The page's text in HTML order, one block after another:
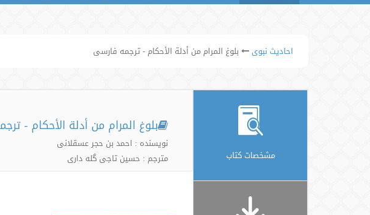
احادیث نبوی بلوغ المرام من أدلة الأحکام - ترجمه فارسی
مشخصات کتاب
بلوغ المرام من أدلة الأحکام -
نویسنده : احمد بن حجر عسقلانی
مترجم : حسین تاجی گله داری